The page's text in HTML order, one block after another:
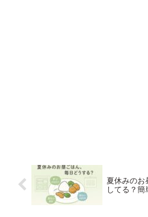
夏休みのお
してる？簡